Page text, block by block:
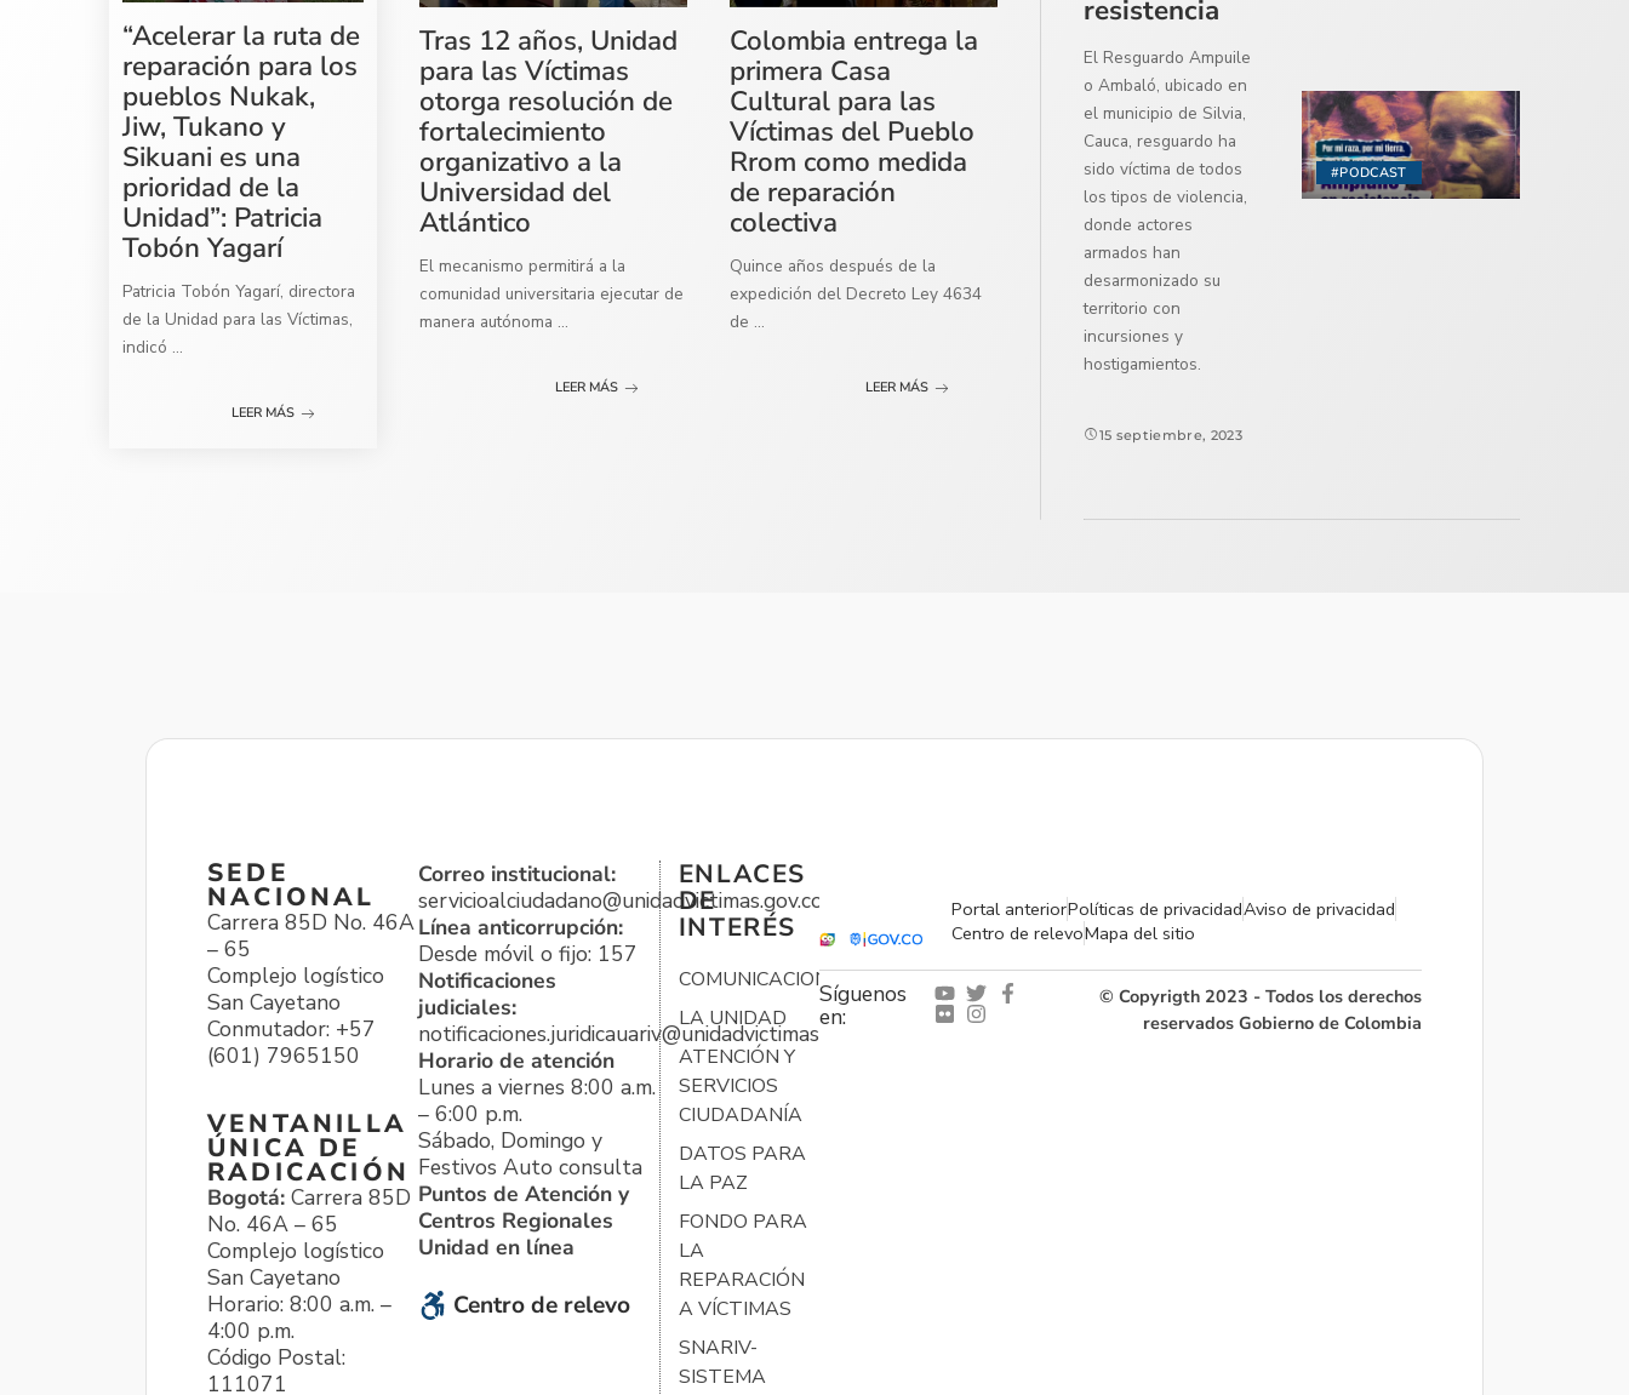
“Acelerar la ruta de
reparación para los
pueblos Nukak,
Jiw, Tukano y
Sikuani es una
prioridad de la
Unidad”: Patricia
Tobón Yagarí
Patricia Tobón Yagarí, directora
de la Unidad para las Víctimas,
indicó ...
LEER MÁS
Tras 12 años, Unidad
para las Víctimas
otorga resolución de
fortalecimiento
organizativo a la
Universidad del
Atlántico
El mecanismo permitirá a la
comunidad universitaria ejecutar de
manera autónoma ...
LEER MÁS
Colombia entrega la
primera Casa
Cultural para las
Víctimas del Pueblo
Rrom como medida
de reparación
colectiva
Quince años después de la
expedición del Decreto Ley 4634
de ...
LEER MÁS
#PODCAST
resistencia
El Resguardo Ampuile
o Ambaló, ubicado en
el municipio de Silvia,
Cauca, resguardo ha
sido víctima de todos
los tipos de violencia,
donde actores
armados han
desarmonizado su
territorio con
incursiones y
hostigamientos.
15 septiembre, 2023
SEDE
NACIONAL
Carrera 85D No. 46A
– 65
Complejo logístico
San Cayetano
Conmutador: +57
(601) 7965150
VENTANILLA
ÚNICA DE
RADICACIÓN
Bogotá: Carrera 85D
No. 46A – 65
Complejo logístico
San Cayetano
Horario: 8:00 a.m. –
4:00 p.m.
Código Postal:
111071
Correo institucional:
servicioalciudadano@unidadvictimas.gov.co
Línea anticorrupción:
Desde móvil o fijo: 157
Notificaciones
judiciales:
notificaciones.juridicauariv@unidadvictimas.gov.co
Horario de atención
Lunes a viernes 8:00 a.m.
– 6:00 p.m.
Sábado, Domingo y
Festivos Auto consulta
Puntos de Atención y
Centros Regionales
Unidad en línea
Centro de relevo
ENLACES
DE
INTERÉS
COMUNICACIONES
LA UNIDAD
ATENCIÓN Y
SERVICIOS
CIUDADANÍA
DATOS PARA
LA PAZ
FONDO PARA
LA
REPARACIÓN
A VÍCTIMAS
SNARIV-
SISTEMA
Portal anteriorPolíticas de privacidadAviso de privacidad
Centro de relevoMapa del sitio
Síguenos
en:
© Copyrigth 2023 - Todos los derechos
reservados Gobierno de Colombia